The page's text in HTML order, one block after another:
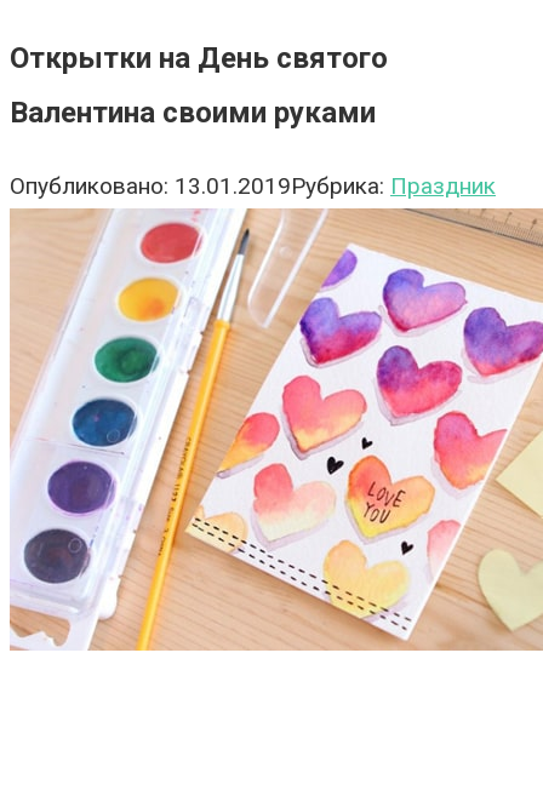
Открытки на День святого
Валентина своими руками
Опубликовано: 13.01.2019Рубрика: Праздник